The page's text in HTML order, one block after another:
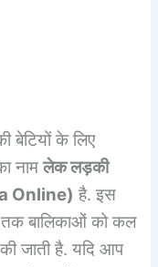
बेटियों के लिए
नामलेक लड़की
Online) है. इस
बालिकाओं को कल
जाती है. यदि आप